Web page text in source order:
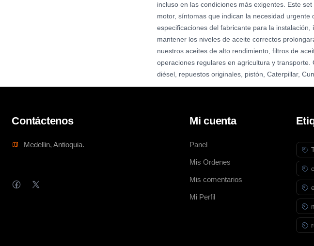
incluso en las condiciones más exigentes. Este
motor, síntomas que indican la necesidad
especificaciones del fabricante para la
mantener los niveles de aceite correctos
nuestros aceites de alto rendimiento, filtros de
operaciones regulares en agricultura y
diésel, repuestos originales, pistón, Caterpillar,
Contáctenos
Medellin, Antioquia.
Mi cuenta
Panel
Mis Ordenes
Mis comentarios
Mi Perfil